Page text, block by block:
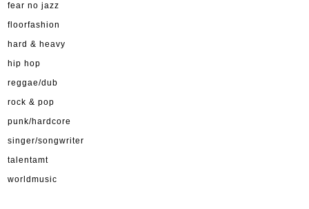
fear no jazz
floorfashion
hard & heavy
hip hop
reggae/dub
rock & pop
punk/hardcore
singer/songwriter
talentamt
worldmusic